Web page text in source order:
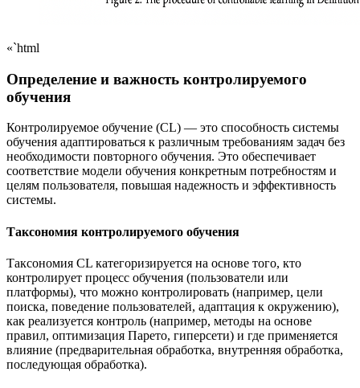
«`html
Определение и важность контролируемого
обучения
Контролируемое обучение (CL) — это способность системы
обучения адаптироваться к различным требованиям задач без
необходимости повторного обучения. Это обеспечивает
соответствие модели обучения конкретным потребностям и
целям пользователя, повышая надежность и эффективность
системы.
Таксономия контролируемого обучения
Таксономия CL категоризируется на основе того, кто
контролирует процесс обучения (пользователи или
платформы), что можно контролировать (например, цели
поиска, поведение пользователей, адаптация к окружению),
как реализуется контроль (например, методы на основе
правил, оптимизация Парето, гиперсети) и где применяется
влияние (предварительная обработка, внутренняя обработка,
последующая обработка).